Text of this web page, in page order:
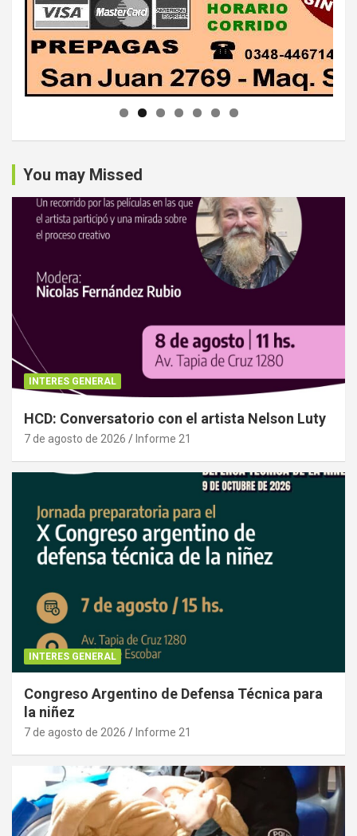
You may Missed
INTERES GENERAL
HCD: Conversatorio con el artista Nelson Luty
7 de agosto de 2026 Informe 21
INTERES GENERAL
Congreso Argentino de Defensa Técnica para
la niñez
7 de agosto de 2026 Informe 21